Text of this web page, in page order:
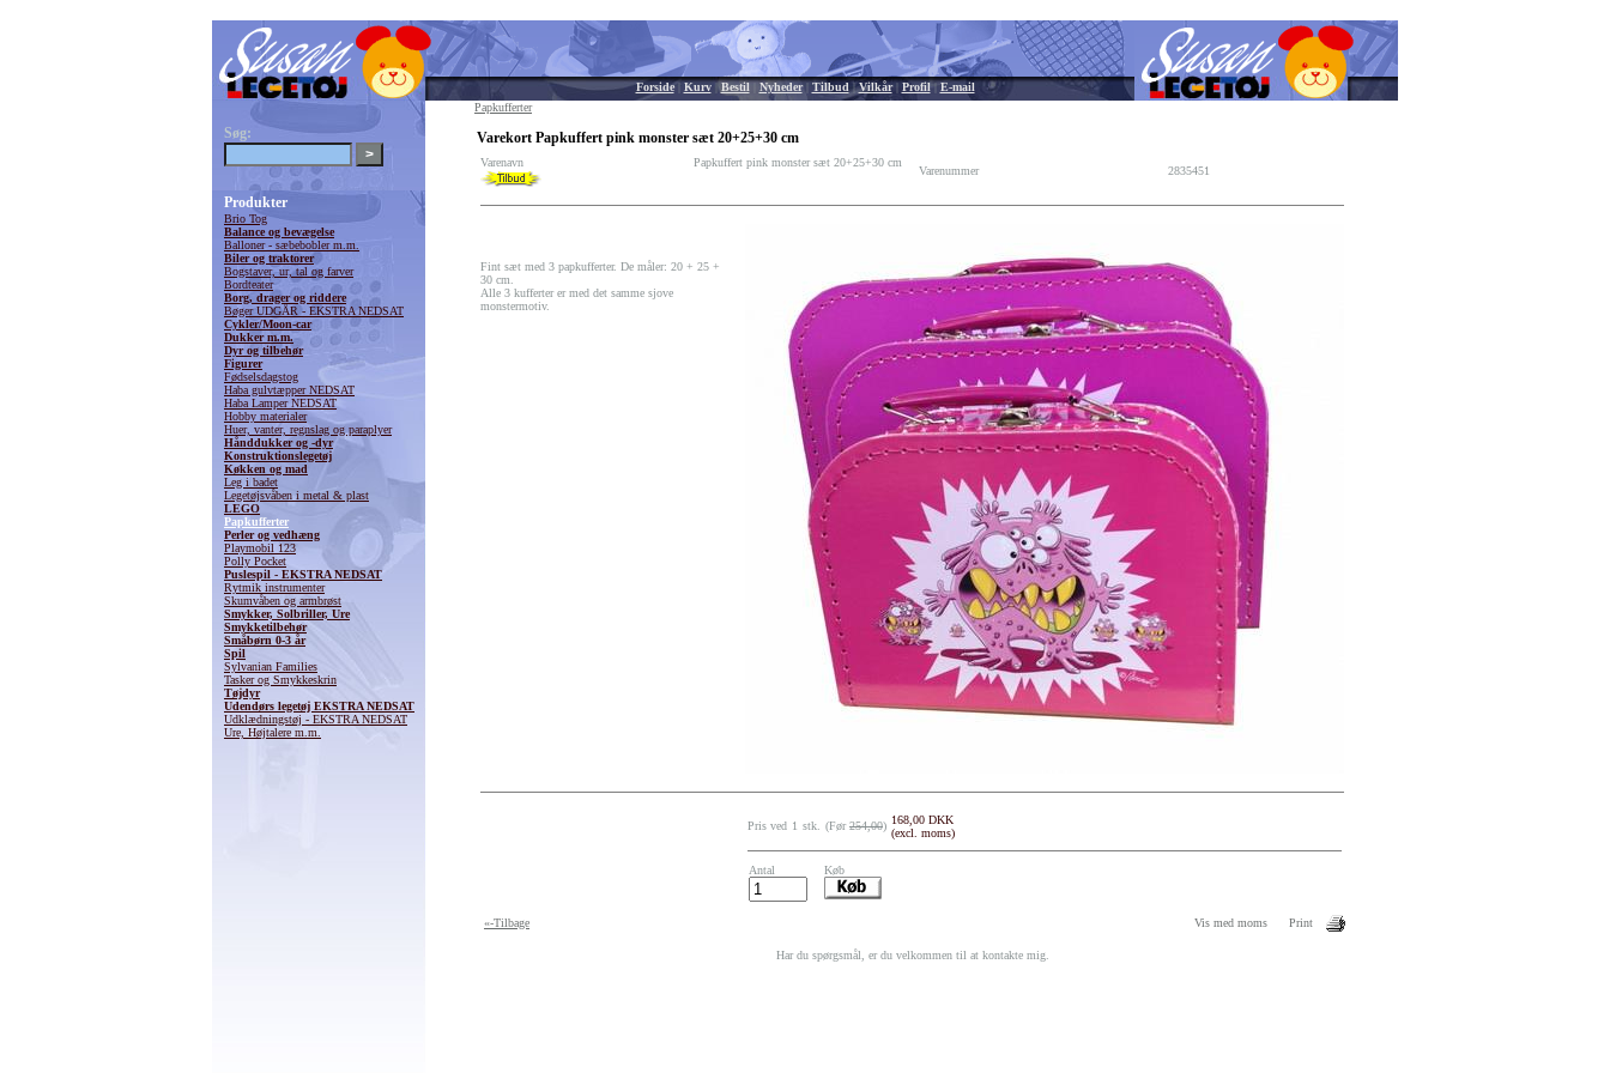
Forside| Kurv| Bestil| Nyheder| Tilbud |Vilkår| Profil| E-mail
Søg:
Produkter
Brio Tog
Balance og bevægelse
Balloner - sæbebobler m.m.
Biler og traktorer
Bogstaver, ur, tal og farver
Bordteater
Borg, drager og riddere
Bøger UDGÅR - EKSTRA NEDSAT
Cykler/Moon-car
Dukker m.m.
Dyr og tilbehør
Figurer
Fødselsdagstog
Haba gulvtæpper NEDSAT
Haba Lamper NEDSAT
Hobby materialer
Huer, vanter, regnslag og paraplyer
Hånddukker og -dyr
Konstruktionslegetøj
Køkken og mad
Leg i badet
Legetøjsvåben i metal & plast
LEGO
Papkufferter
Perler og vedhæng
Playmobil 123
Polly Pocket
Puslespil - EKSTRA NEDSAT
Rytmik instrumenter
Skumvåben og armbrøst
Smykker, Solbriller, Ure
Smykketilbehør
Småbørn 0-3 år
Spil
Sylvanian Families
Tasker og Smykkeskrin
Tøjdyr
Udendørs legetøj EKSTRA NEDSAT
Udklædningstøj - EKSTRA NEDSAT
Ure, Højtalere m.m.
Papkufferter
Varekort Papkuffert pink monster sæt 20+25+30 cm
Varenavn Papkuffert pink monster sæt 20+25+30 cm
Varenummer 2835451
Fint sæt med 3 papkufferter. De måler: 20 + 25 +
30 cm.
Alle 3 kufferter er med det samme sjove
monstermotiv.
Pris ved 1 stk. (Før254,00) 168,00 DKK
(excl. moms)
Antal Køb
«-Tilbage Vis med moms Print
Har du spørgsmål, er du velkommen til at kontakte mig.